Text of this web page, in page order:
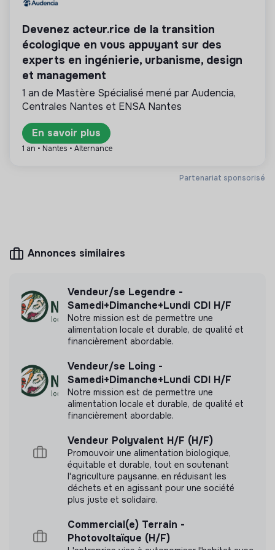
des produits ou proposer des services éco-
transformation écologique et solidaire.
Plus d'informations
Site internet
< 15 personnes
Labels et certifications
Cette structure n'a pas souhaité nous
communiquer les labels ou certifications qu'elle a
Documents
N'a pas encore communiqué de documents de
transparence
Partenariat sponsorisé
Devenez acteur.rice de la transition
écologique en vous appuyant sur des
experts en ingénierie, urbanisme, design
et management
1 an de Mastère Spécialisé mené par Audencia,
Centrales Nantes et ENSA Nantes
En savoir plus
1 an • Nantes • Alternance
Annonces similaires
Vendeur/se Legendre -
Samedi+Dimanche+Lundi CDI H/F
Notre mission est de permettre une
alimentation locale et durable, de qualité et
financièrement abordable.
Vendeur/se Loing -
Samedi+Dimanche+Lundi CDI H/F
Notre mission est de permettre une
alimentation locale et durable, de qualité et
financièrement abordable.
Vendeur Polyvalent H/F (H/F)
Promouvoir une alimentation biologique,
équitable et durable, tout en soutenant
l'agriculture paysanne, en réduisant les
déchets et en agissant pour une société
plus juste et solidaire.
Commercial(e) Terrain -
Photovoltaïque (H/F)